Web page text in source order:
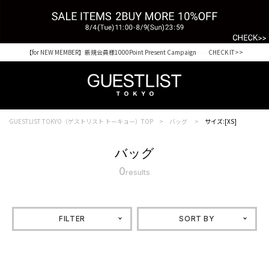
Shopping from outside Japan? Visit our Global Site here. >>
【for NEW MEMBER】新規会員様1000Point Present Campaign CHECK IT>>
GUESTLIST TOKYO（ゲストリスト トーキョー）TOP バッグ サイズ:[XS]
バッグ
0results
FILTER SORT BY